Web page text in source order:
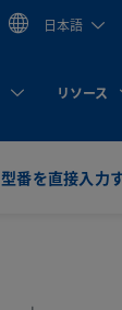
日本語
リソース
型番を直接入力